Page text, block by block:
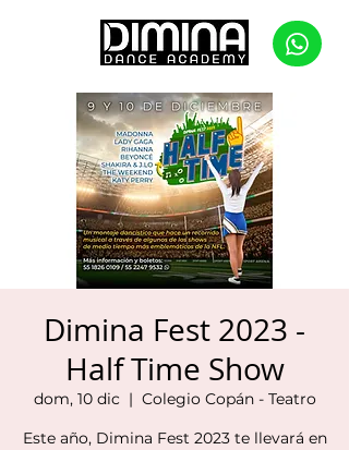
Dimina Fest 2023 -
Half Time Show
dom, 10 dic
  |
Colegio Copán - Teatro
Este año, Dimina Fest 2023 te llevará en